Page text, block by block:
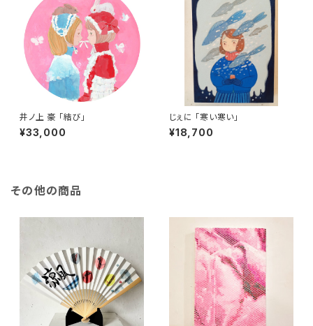
井ノ上 豪 「結び」
¥33,000
じぇに 「寒い寒い」
¥18,700
その他の商品